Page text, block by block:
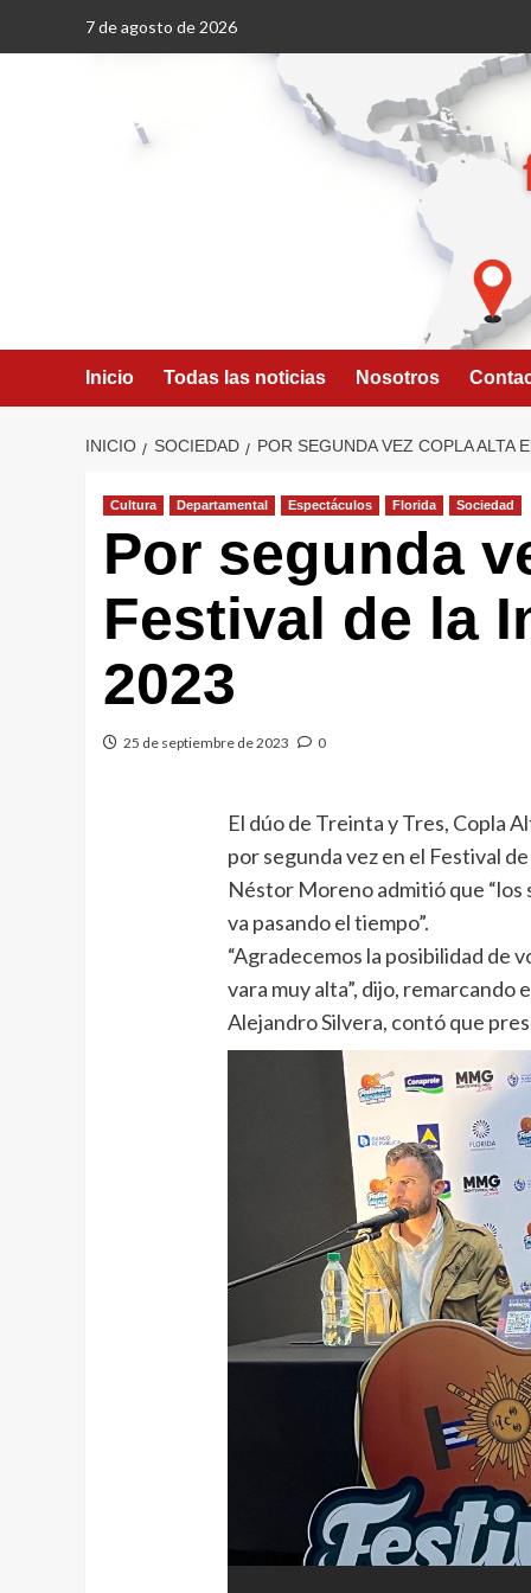
7 de agosto de 2026
Inicio Todas las noticias Nosotros
INICIO SOCIEDAD POR SEGUNDA VEZ COPLA ALTA
Cultura Departamental Espectáculos Florida Sociedad
Por segunda
Festival de la
2023
25 de septiembre de 2023 0
El dúo de Treinta y Tres, Copla
por segunda vez en el Festival
Néstor Moreno admitió que “los
va pasando el tiempo”.
“Agradecemos la posibilidad de
vara muy alta”, dijo,
Alejandro Silvera, contó que